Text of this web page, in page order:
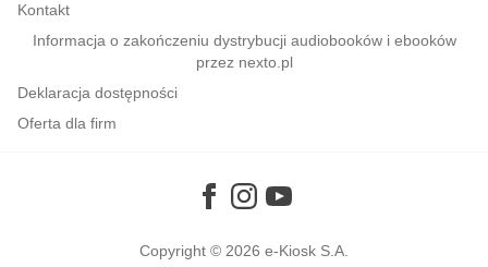
Kontakt
Informacja o zakończeniu dystrybucji audiobooków i ebooków
przez nexto.pl
Deklaracja dostępności
Oferta dla firm
Copyright © 2026 e-Kiosk S.A.